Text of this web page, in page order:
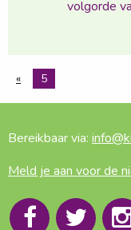
volgorde
« 5
Bereikbaar via:
Meld je aan voor de